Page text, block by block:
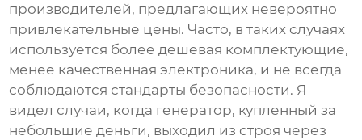
производителей, предлагающих невероятно
привлекательные цены. Часто, в таких случаях
используется более дешевая комплектующие,
менее качественная электроника, и не всегда
соблюдаются стандарты безопасности. Я
видел случаи, когда генератор, купленный за
небольшие деньги, выходил из строя через